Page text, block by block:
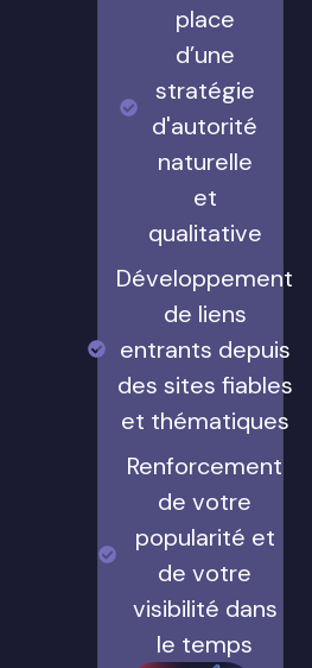
place
d’une
stratégie
d'autorité
naturelle
et
qualitative
Développement
de liens
entrants depuis
des sites fiables
et thématiques
Renforcement
de votre
popularité et
de votre
visibilité dans
le temps